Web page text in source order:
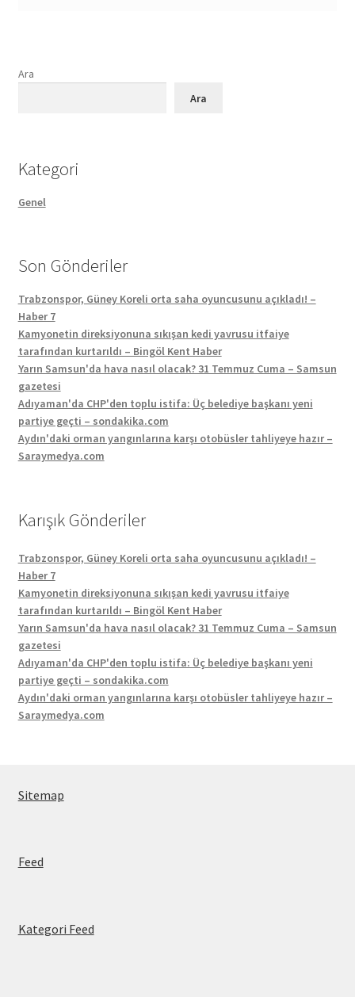
Ara
Ara
Kategori
Genel
Son Gönderiler
Trabzonspor, Güney Koreli orta saha oyuncusunu açıkladı! –
Haber 7
Kamyonetin direksiyonuna sıkışan kedi yavrusu itfaiye
tarafından kurtarıldı – Bingöl Kent Haber
Yarın Samsun'da hava nasıl olacak? 31 Temmuz Cuma – Samsun
gazetesi
Adıyaman'da CHP'den toplu istifa: Üç belediye başkanı yeni
partiye geçti – sondakika.com
Aydın'daki orman yangınlarına karşı otobüsler tahliyeye hazır –
Saraymedya.com
Karışık Gönderiler
Trabzonspor, Güney Koreli orta saha oyuncusunu açıkladı! –
Haber 7
Kamyonetin direksiyonuna sıkışan kedi yavrusu itfaiye
tarafından kurtarıldı – Bingöl Kent Haber
Yarın Samsun'da hava nasıl olacak? 31 Temmuz Cuma – Samsun
gazetesi
Adıyaman'da CHP'den toplu istifa: Üç belediye başkanı yeni
partiye geçti – sondakika.com
Aydın'daki orman yangınlarına karşı otobüsler tahliyeye hazır –
Saraymedya.com
Sitemap
Feed
Kategori Feed